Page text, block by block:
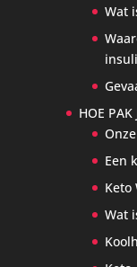
Wat
HOE PAK
Een
Keto
Wat